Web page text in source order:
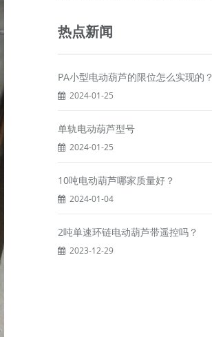
热点新闻
PA小型电动葫芦的限位怎么实现的？
2024-01-25
单轨电动葫芦型号
2024-01-25
10吨电动葫芦哪家质量好？
2024-01-04
2吨单速环链电动葫芦带遥控吗？
2023-12-29